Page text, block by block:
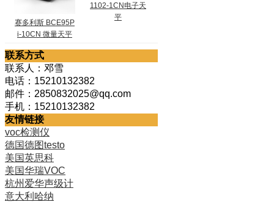
赛多利斯 BCE95P
i-10CN 微量天平
1102-1CN电子天
平
联系方式
联系人：邓雪
电话：15210132382
邮件：2850832025@qq.com
手机：15210132382
友情链接
voc检测仪
德国德图testo
美国英思科
美国华瑞VOC
杭州爱华声级计
意大利哈纳